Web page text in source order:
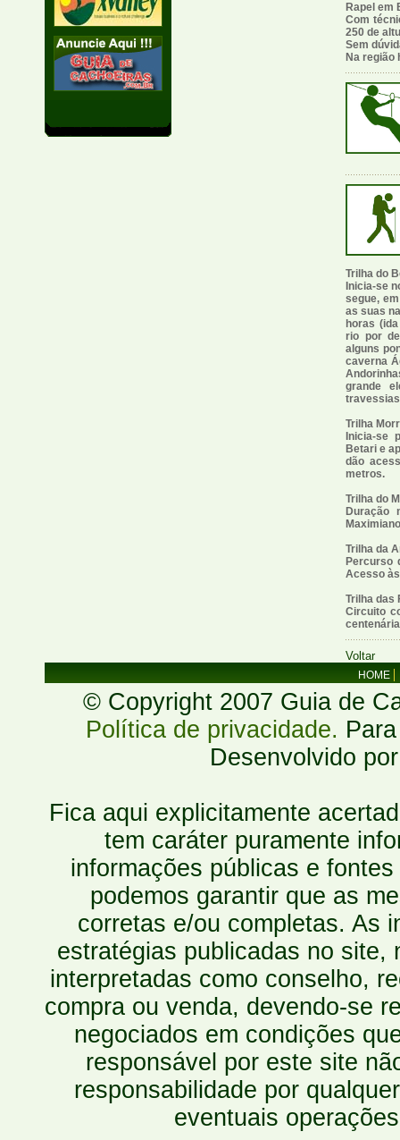
Rapel em
Com
250 de
Sem
Na região
Trilha do
Inicia-se
segue,
as suas
horas
rio por
alguns
caverna
grande
Trilha
Inicia-se
Betari e
dão
metros.
Trilha do
Duração
Trilha da
Percurso
Acesso
Trilha das
Circuito
Voltar
HOME
© Copyright 2007 Guia de
Política de privacidade.
Desenvolvido
Fica aqui explicitamente
tem caráter puramente
informações públicas e
podemos garantir que as
corretas e/ou completas. As
estratégias publicadas no site,
interpretadas como conselho,
compra ou venda, devendo-se
negociados em condições
responsável por este site
responsabilidade por
eventuais